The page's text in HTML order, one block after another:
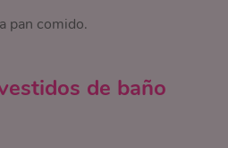
pan comido.
de baño